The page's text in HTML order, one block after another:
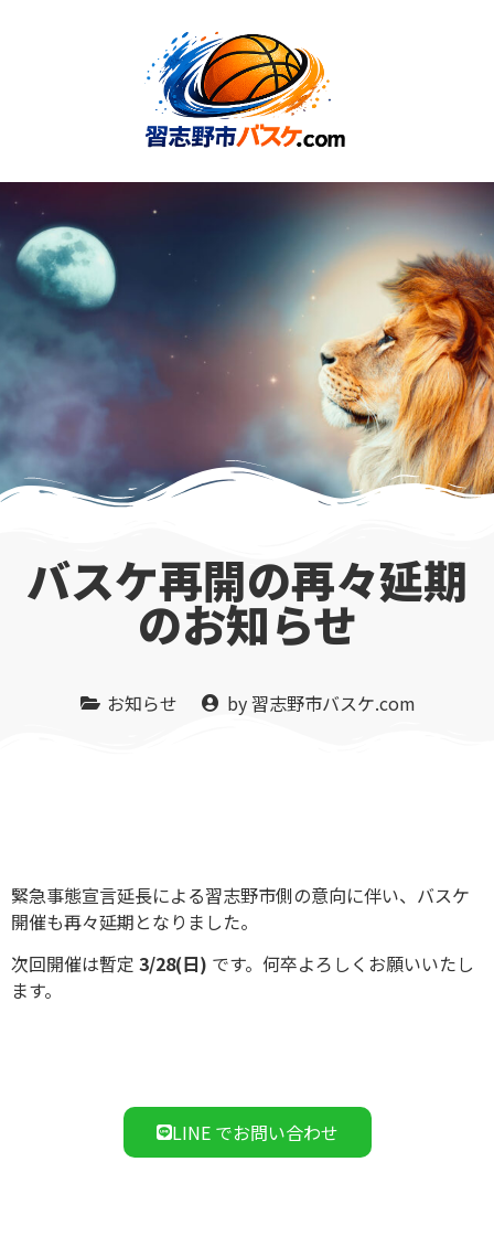
バスケ再開の再々延期
のお知らせ
お知らせ by習志野市バスケ.com
緊急事態宣言延長による習志野市側の意向に伴い、バスケ
開催も再々延期となりました。
次回開催は暫定 3/28(日) です。何卒よろしくお願いいたし
ます。
LINE でお問い合わせ